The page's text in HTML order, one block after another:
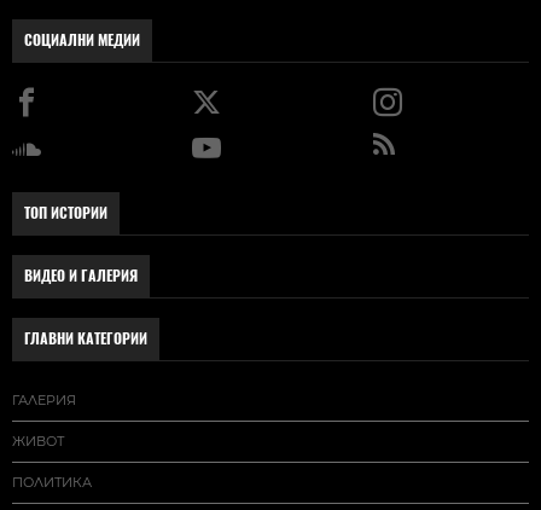
СОЦИАЛНИ МЕДИИ
ТОП ИСТОРИИ
ВИДЕО И ГАЛЕРИЯ
ГЛАВНИ КАТЕГОРИИ
ГАЛЕРИЯ
ЖИВОТ
ПОЛИТИКА